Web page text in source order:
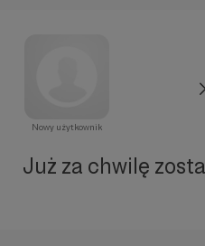
Nowy użytkownik
Już za chwilę